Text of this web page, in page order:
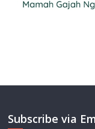
Subscribe via